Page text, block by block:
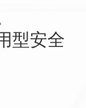
型安全